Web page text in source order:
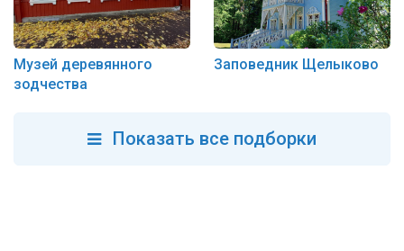
Музей деревянного
зодчества
Заповедник Щелыково
Показать все подборки